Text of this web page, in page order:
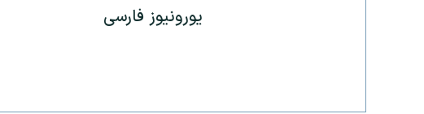
یورونیوز فارسی